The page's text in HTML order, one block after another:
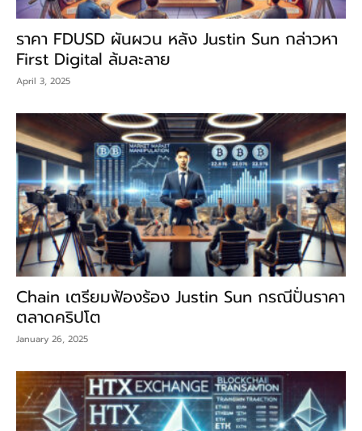
ราคา FDUSD ผันผวน หลัง Justin Sun กล่าวหา
First Digital ล้มละลาย
April 3, 2025
Chain เตรียมฟ้องร้อง Justin Sun กรณีปั่นราคา
ตลาดคริปโต
January 26, 2025